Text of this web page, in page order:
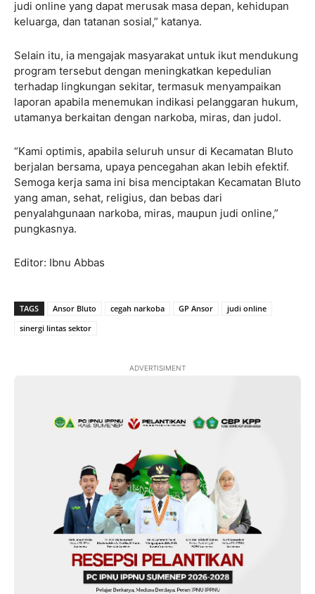
judi online yang dapat merusak masa depan, kehidupan
keluarga, dan tatanan sosial,” katanya.
Selain itu, ia mengajak masyarakat untuk ikut mendukung
program tersebut dengan meningkatkan kepedulian
terhadap lingkungan sekitar, termasuk menyampaikan
laporan apabila menemukan indikasi pelanggaran hukum,
utamanya berkaitan dengan narkoba, miras, dan judol.
“Kami optimis, apabila seluruh unsur di Kecamatan Bluto
berjalan bersama, upaya pencegahan akan lebih efektif.
Semoga kerja sama ini bisa menciptakan Kecamatan Bluto
yang aman, sehat, religius, dan bebas dari
penyalahgunaan narkoba, miras, maupun judi online,”
pungkasnya.
Editor: Ibnu Abbas
TAGS Ansor Bluto cegah narkoba GP Ansor
judi online
sinergi lintas sektor
ADVERTISIMENT